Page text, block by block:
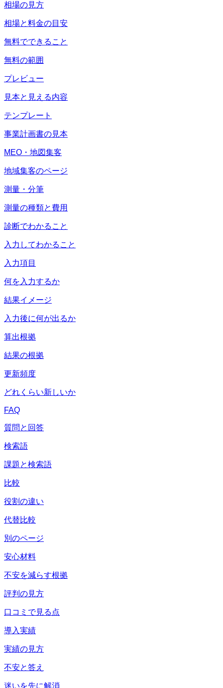
相場の見方
相場と料金の目安
無料でできること
無料の範囲
プレビュー
見本と見える内容
テンプレート
事業計画書の見本
MEO・地図集客
地域集客のページ
測量・分筆
測量の種類と費用
診断でわかること
入力してわかること
入力項目
何を入力するか
結果イメージ
入力後に何が出るか
算出根拠
結果の根拠
更新頻度
どれくらい新しいか
FAQ
質問と回答
検索語
課題と検索語
比較
役割の違い
代替比較
別のページ
安心材料
不安を減らす根拠
評判の見方
口コミで見る点
導入実績
実績の見方
不安と答え
迷いを先に解消